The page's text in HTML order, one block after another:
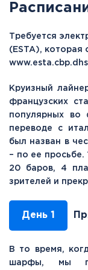
Требуется
(ESTA), которая
Круизный
французских
популярных во
переводе с
был назван в
– по ее просьбе.
20 баров, 4
зрителей и
День 1
В то время,
шарфы, мы